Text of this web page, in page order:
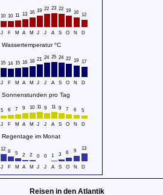
10 10 11 13 16 19 22 23 22 19 16 12
J F M A M J J A S O N D
Wassertemperatur °C
15 14 15 16 18 21 24 25 24 22 19 17
J F M A M J J A S O N D
Sonnenstunden pro Tag
5 6 7 9 10 11 9 11 9 7 6 5
J F M A M J J A S O N D
Regentage im Monat
12 8 5 2 2 0 0 1 3 6 9 13
J F M A M J J A S O N D
Reisen in den Atlantik